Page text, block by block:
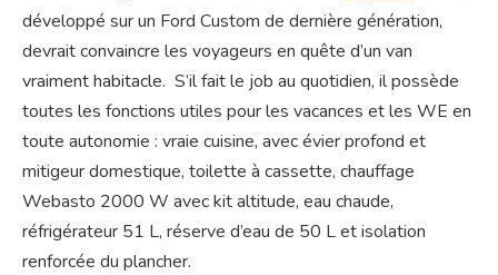
développé sur un Ford Custom de dernière génération,
devrait convaincre les voyageurs en quête d’un van
vraiment habitacle. S’il fait le job au quotidien, il possède
toutes les fonctions utiles pour les vacances et les WE en
toute autonomie : vraie cuisine, avec évier profond et
mitigeur domestique, toilette à cassette, chauffage
Webasto 2000 W avec kit altitude, eau chaude,
réfrigérateur 51 L, réserve d’eau de 50 L et isolation
renforcée du plancher.